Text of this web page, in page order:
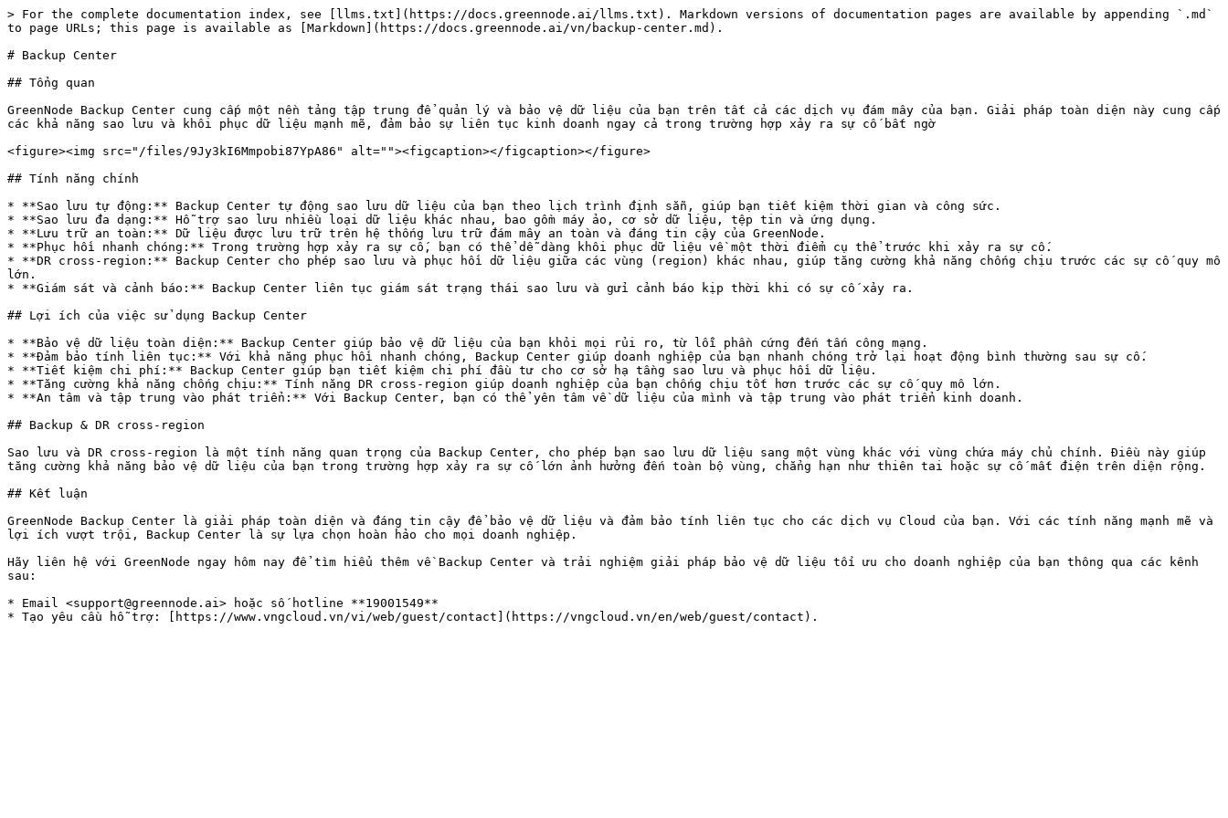
> For the complete documentation index, see [llms.txt](https://docs.greennode.ai/llms.txt). Markdown versions of documentation pages are available by appending `.md`
to page URLs; this page is available as [Markdown](https://docs.greennode.ai/vn/backup-center.md).
# Backup Center
## Tổng quan
GreenNode Backup Center cung cấp một nền tảng tập trung để quản lý và bảo vệ dữ liệu của bạn trên tất cả các dịch vụ đám mây của bạn. Giải pháp toàn diện này cung cấp
các khả năng sao lưu và khôi phục dữ liệu mạnh mẽ, đảm bảo sự liên tục kinh doanh ngay cả trong trường hợp xảy ra sự cố bất ngờ
<figure><img src="/files/9Jy3kI6Mmpobi87YpA86" alt=""><figcaption></figcaption></figure>
## Tính năng chính
* **Sao lưu tự động:** Backup Center tự động sao lưu dữ liệu của bạn theo lịch trình định sẵn, giúp bạn tiết kiệm thời gian và công sức.
* **Sao lưu đa dạng:** Hỗ trợ sao lưu nhiều loại dữ liệu khác nhau, bao gồm máy ảo, cơ sở dữ liệu, tệp tin và ứng dụng.
* **Lưu trữ an toàn:** Dữ liệu được lưu trữ trên hệ thống lưu trữ đám mây an toàn và đáng tin cậy của GreenNode.
* **Phục hồi nhanh chóng:** Trong trường hợp xảy ra sự cố, bạn có thể dễ dàng khôi phục dữ liệu về một thời điểm cụ thể trước khi xảy ra sự cố.
* **DR cross-region:** Backup Center cho phép sao lưu và phục hồi dữ liệu giữa các vùng (region) khác nhau, giúp tăng cường khả năng chống chịu trước các sự cố quy mô
lớn.
* **Giám sát và cảnh báo:** Backup Center liên tục giám sát trạng thái sao lưu và gửi cảnh báo kịp thời khi có sự cố xảy ra.
## Lợi ích của việc sử dụng Backup Center
* **Bảo vệ dữ liệu toàn diện:** Backup Center giúp bảo vệ dữ liệu của bạn khỏi mọi rủi ro, từ lỗi phần cứng đến tấn công mạng.
* **Đảm bảo tính liên tục:** Với khả năng phục hồi nhanh chóng, Backup Center giúp doanh nghiệp của bạn nhanh chóng trở lại hoạt động bình thường sau sự cố.
* **Tiết kiệm chi phí:** Backup Center giúp bạn tiết kiệm chi phí đầu tư cho cơ sở hạ tầng sao lưu và phục hồi dữ liệu.
* **Tăng cường khả năng chống chịu:** Tính năng DR cross-region giúp doanh nghiệp của bạn chống chịu tốt hơn trước các sự cố quy mô lớn.
* **An tâm và tập trung vào phát triển:** Với Backup Center, bạn có thể yên tâm về dữ liệu của mình và tập trung vào phát triển kinh doanh.
## Backup & DR cross-region
Sao lưu và DR cross-region là một tính năng quan trọng của Backup Center, cho phép bạn sao lưu dữ liệu sang một vùng khác với vùng chứa máy chủ chính. Điều này giúp
tăng cường khả năng bảo vệ dữ liệu của bạn trong trường hợp xảy ra sự cố lớn ảnh hưởng đến toàn bộ vùng, chẳng hạn như thiên tai hoặc sự cố mất điện trên diện rộng.
## Kết luận
GreenNode Backup Center là giải pháp toàn diện và đáng tin cậy để bảo vệ dữ liệu và đảm bảo tính liên tục cho các dịch vụ Cloud của bạn. Với các tính năng mạnh mẽ và
lợi ích vượt trội, Backup Center là sự lựa chọn hoàn hảo cho mọi doanh nghiệp.
Hãy liên hệ với GreenNode ngay hôm nay để tìm hiểu thêm về Backup Center và trải nghiệm giải pháp bảo vệ dữ liệu tối ưu cho doanh nghiệp của bạn thông qua các kênh
sau:
* Email <support@greennode.ai> hoặc số hotline **19001549**